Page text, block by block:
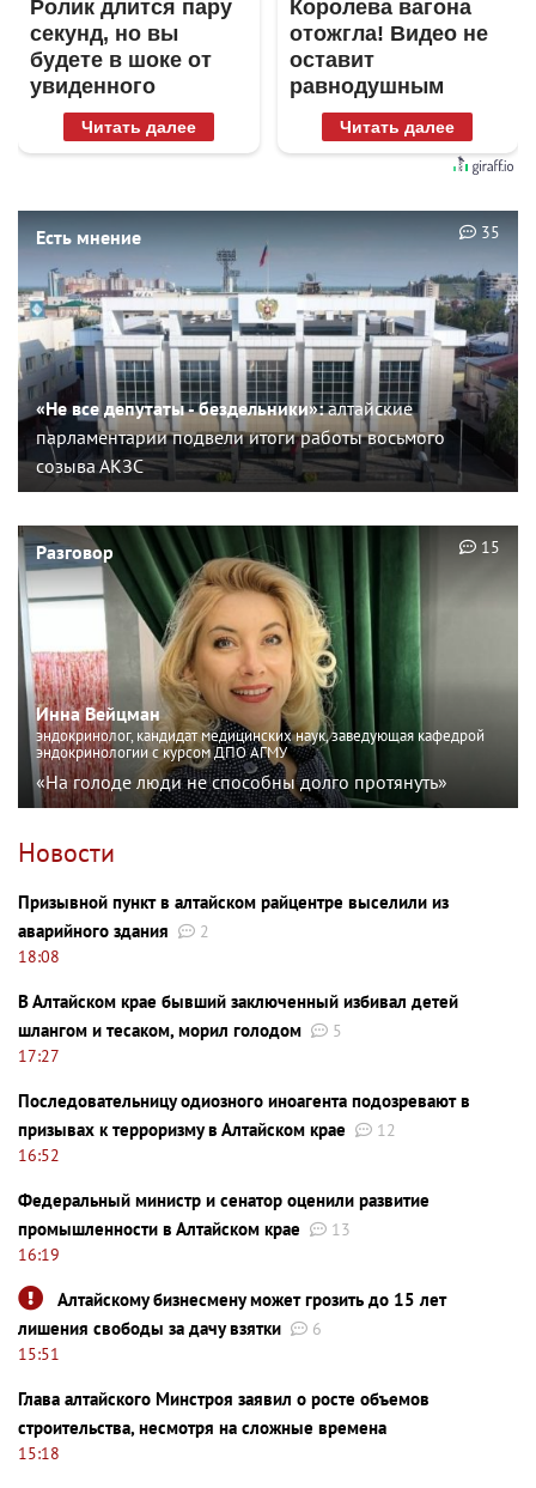
Ролик длится пару
секунд, но вы
будете в шоке от
увиденного
Читать далее
Королева вагона
отожгла! Видео не
оставит
равнодушным
Читать далее
Есть мнение
«Не все депутаты - бездельники»:алтайские
парламентарии подвели итоги работы восьмого
созыва АКЗС
35
Разговор
Инна Вейцман
эндокринолог, кандидат медицинских наук, заведующая кафедрой
эндокринологии с курсом ДПО АГМУ
«На голоде люди не способны долго протянуть»
15
Новости
Призывной пункт в алтайском райцентре выселили из
аварийного здания
2
18:08
В Алтайском крае бывший заключенный избивал детей
шлангом и тесаком, морил голодом
5
17:27
Последовательницу одиозного иноагента подозревают в
призывах к терроризму в Алтайском крае
12
16:52
Федеральный министр и сенатор оценили развитие
промышленности в Алтайском крае
13
16:19
Алтайскому бизнесмену может грозить до 15 лет
лишения свободы за дачу взятки
6
15:51
Глава алтайского Минстроя заявил о росте объемов
строительства, несмотря на сложные времена
15:18